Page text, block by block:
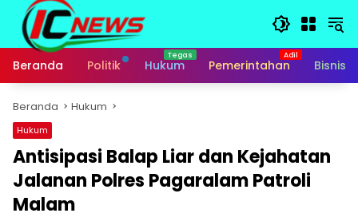
Langsung
konten
Beranda
Politik Hukum Pemerintahan Bisnis
Beranda Hukum
Hukum
Antisipasi Balap Liar dan Kejahatan
Jalanan Polres Pagaralam Patroli
Malam